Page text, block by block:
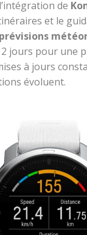
de
et le
jours pour une
à jours
évoluent.